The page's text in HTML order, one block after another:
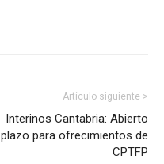
Artículo siguiente >
Interinos Cantabria: Abierto
plazo para ofrecimientos de
CPTFP